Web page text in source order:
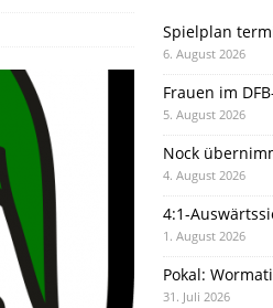
Spielplan
6. August 2026
Frauen im
5. August 2026
Nock
4. August 2026
4:1-
1. August 2026
Pokal:
31. Juli 2026